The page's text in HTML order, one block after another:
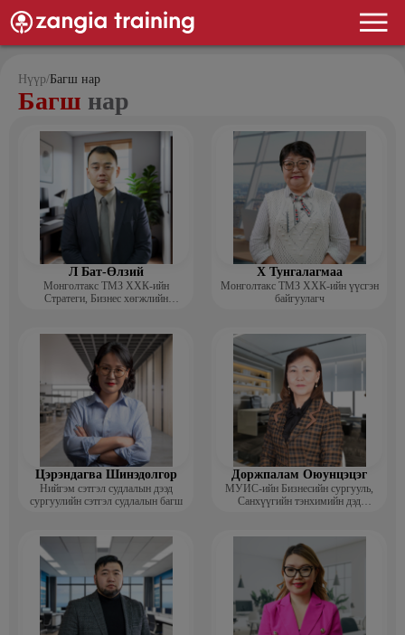
Нүүр/Багш нар
Багш нар
Л Бат-Өлзий
Монголтакс ТМЗ ХХК-ийн
Стратеги, Бизнес хөгжлийн
Х Тунгалагмаа
Монголтакс ТМЗ ХХК-ийн үүсгэн
байгуулагч
Цэрэндагва Шинэдолгор
Нийгэм сэтгэл судлалын дээд
сургуулийн сэтгэл судлалын багш
Доржпалам Оюунцэцэг
МУИС-ийн Бизнесийн сургууль,
Санхүүгийн тэнхимийн дэд